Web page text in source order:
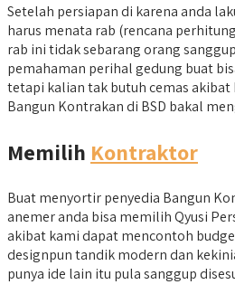
Setelah persiapan di karena anda
harus menata rab (rencana
rab ini tidak sebarang orang
pemahaman perihal gedung buat
tetapi kalian tak butuh cemas
Bangun Kontrakan di BSD bakal
Memilih Kontraktor
Buat menyortir penyedia Bangun
anemer anda bisa memilih Qyusi
akibat kami dapat mencontoh
designpun tandik modern dan
punya ide lain itu pula sanggup